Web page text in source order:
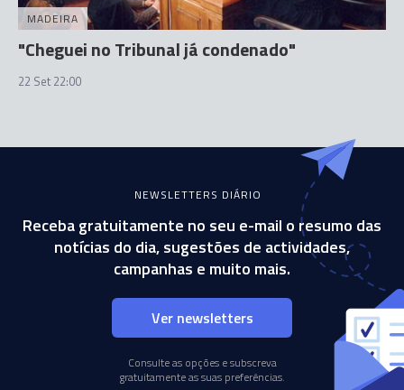
MADEIRA
"Cheguei no Tribunal já condenado"
22 Set 22:00
NEWSLETTERS DIÁRIO
Receba gratuitamente no seu e-mail o resumo das
notícias do dia, sugestões de actividades,
campanhas e muito mais.
Ver newsletters
Consulte as opções e subscreva
gratuitamente as suas preferências.